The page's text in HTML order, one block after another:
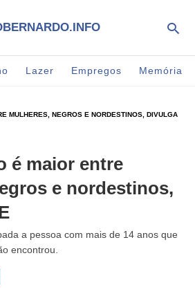
Lazer Empregos Memória
MULHERES, NEGROS E NORDESTINOS, DIVULGA
é maior entre
e nordestinos,
a pessoa com mais de 14 anos que
encontrou.